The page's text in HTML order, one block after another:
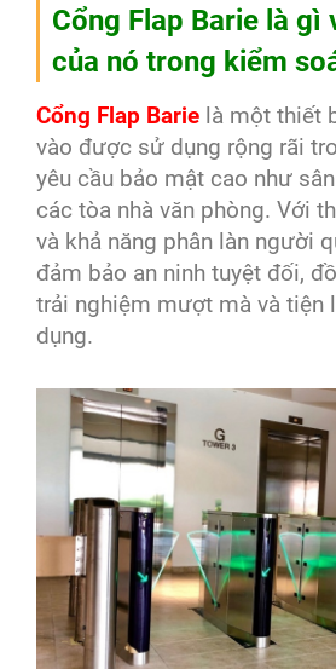
Cổng Flap Barie là gì
của nó trong kiểm
Cổng Flap Barie là một thiết
vào được sử dụng rộng rãi
yêu cầu bảo mật cao như
các tòa nhà văn phòng. Với
và khả năng phân làn người
đảm bảo an ninh tuyệt đối,
trải nghiệm mượt mà và tiện
dụng.